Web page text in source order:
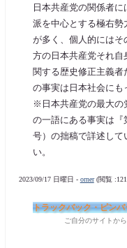
日本共産党の関係者
派を中心とする極右勢
が多く、個人的には
方の日本共産党それ自
関する歴史修正主義者
の事実は日本社会にも
※日本共産党の最大の
の一語にある事実は『
号）の拙稿で詳述して
い。
2023/09/17 日曜日 - orner(閲覧
トラックバック・ピン
ご自分のサイトから